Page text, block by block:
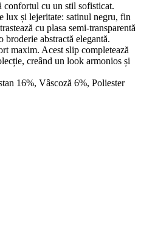
confortul cu un stil sofisticat.
lux și lejeritate: satinul negru, fin
cu plasa semi-transparentă
broderie abstractă elegantă.
maxim. Acest slip completează
creând un look armonios și
16%, Vâscoză 6%, Poliester